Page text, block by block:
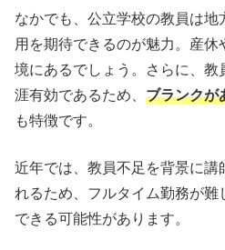
なかでも、公立学校の教員は
用を期待できるのが魅力。産
境にあるでしょう。さらに、
涯有効であるため、 ブランクが
も特徴です。
近年では、教員不足を背景に講
れるため、フルタイム勤務が
できる可能性があります。